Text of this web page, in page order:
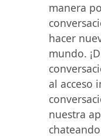
manera
hacer
mundo.
al acceso
nuestra